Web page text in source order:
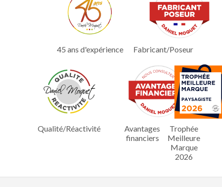
45 ans d'expérience Fabricant/Poseur
Qualité/Réactivité
Avantages
financiers
Trophée
Meilleure
Marque
2026